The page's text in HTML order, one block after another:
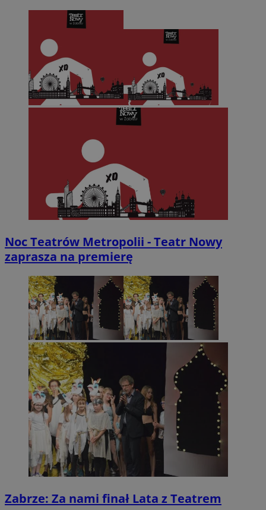
Noc Teatrów Metropolii - Teatr Nowy
zaprasza na premierę
Zabrze: Za nami finał Lata z Teatrem